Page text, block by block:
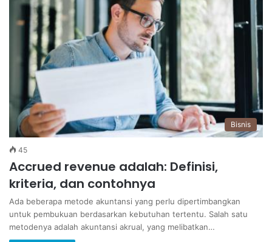
Bisnis
45
Accrued revenue adalah: Definisi,
kriteria, dan contohnya
Ada beberapa metode akuntansi yang perlu dipertimbangkan
untuk pembukuan berdasarkan kebutuhan tertentu. Salah satu
metodenya adalah akuntansi akrual, yang melibatkan…